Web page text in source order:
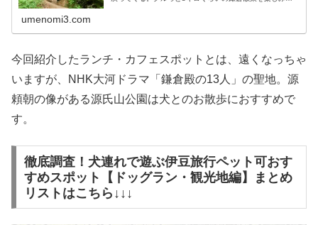
umenomi3.com
今回紹介したランチ・カフェスポットとは、遠くなっちゃ
いますが、NHK大河ドラマ「鎌倉殿の13人」の聖地。源
頼朝の像がある源氏山公園は犬とのお散歩におすすめで
す。
徹底調査！犬連れで遊ぶ伊豆旅行ペット可おす
すめスポット【ドッグラン・観光地編】まとめ
リストはこちら↓↓↓